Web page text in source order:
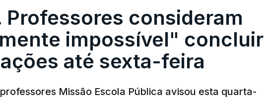
Professores consideram
impossível" concluir
até sexta-feira
Missão Escola Pública avisou esta quarta-